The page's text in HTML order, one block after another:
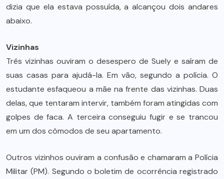
dizia que ela estava possuída, a alcançou dois andares
abaixo.
Vizinhas
Três vizinhas ouviram o desespero de Suely e saíram de
suas casas para ajudá-la. Em vão, segundo a polícia. O
estudante esfaqueou a mãe na frente das vizinhas. Duas
delas, que tentaram intervir, também foram atingidas com
golpes de faca. A terceira conseguiu fugir e se trancou
em um dos cômodos de seu apartamento.
Outros vizinhos ouviram a confusão e chamaram a Polícia
Militar (PM). Segundo o boletim de ocorrência registrado